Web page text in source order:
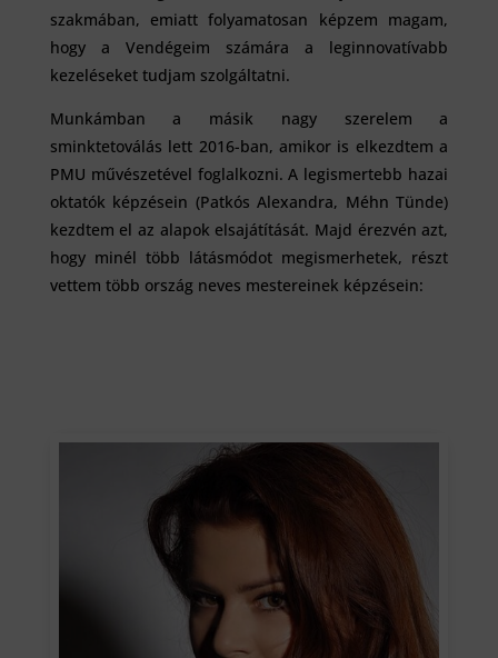
szakmában, emiatt folyamatosan képzem magam,
hogy a Vendégeim számára a leginnovatívabb
kezeléseket tudjam szolgáltatni.
Munkámban a másik nagy szerelem a
sminktetoválás lett 2016-ban, amikor is elkezdtem a
PMU művészetével foglalkozni. A legismertebb hazai
oktatók képzésein (Patkós Alexandra, Méhn Tünde)
kezdtem el az alapok elsajátítását. Majd érezvén azt,
hogy minél több látásmódot megismerhetek, részt
vettem több ország neves mestereinek képzésein: